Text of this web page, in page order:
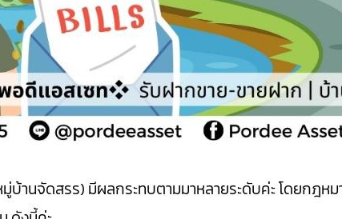
บ้านจัดสรร) มีผลกระทบตามมาหลายระดับค่ะ โดยกฎ